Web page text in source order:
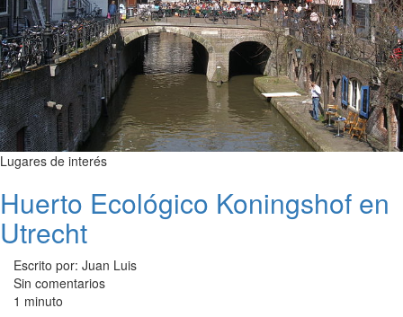
Lugares de interés
Huerto Ecológico Koningshof en
Utrecht
Escrito por: Juan Luis
Sin comentarios
1 minuto